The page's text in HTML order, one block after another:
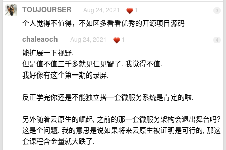
3
TOUJOURSER Aug 24, 2021 1
个人觉得不值得，不如区多看看优秀的开源项目源码
4
chaleaoch Aug 24, 2021 1
能扩展一下视野.
但是值不值三千多就见仁见智了. 我觉得不值.
我好像有这个第一期的录屏.
反正学完你还是不能独立搭一套微服务系统是肯定的啦.
另外随着云原生的崛起, 之前的那一套微服务架构会退出舞台吗?
这是个问题. 我的意思是说如果将来云原生被证明是可行的, 那这
套课程含金量就大跌了.